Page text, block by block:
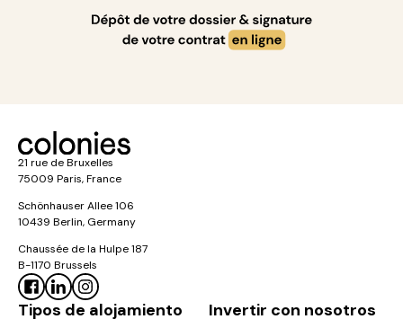
21 rue de Bruxelles
75009 Paris, France
Schönhauser Allee 106
10439 Berlin, Germany
Chaussée de la Hulpe 187
B-1170 Brussels
Tipos de alojamiento Invertir con nosotros